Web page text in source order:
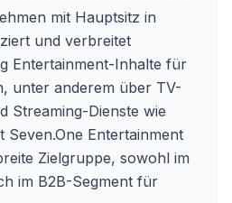
mit Hauptsitz in
und verbreitet
Entertainment-Inhalte für
unter anderem über TV-
Streaming-Dienste wie
Entertainment
Zielgruppe, sowohl im
im B2B-Segment für